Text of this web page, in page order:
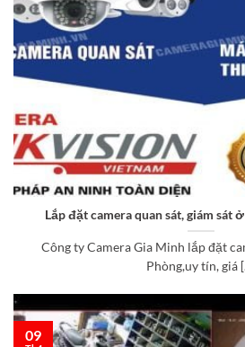
Lắp đặt camera quan sát, giám sát
Công ty Camera Gia Minh lắp đặt
Phòng,uy tín, giá
09